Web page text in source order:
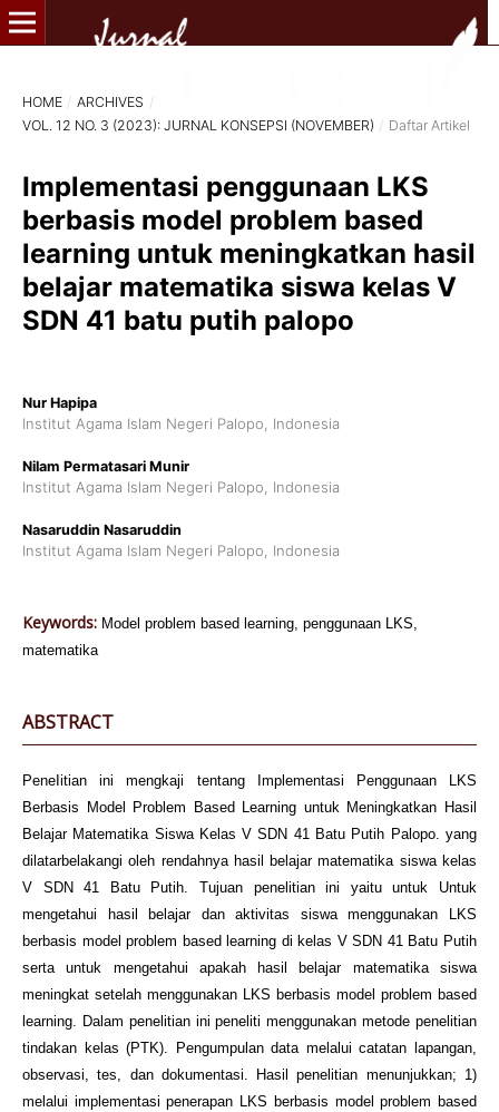
HOME / ARCHIVES /
VOL. 12 NO. 3 (2023): JURNAL KONSEPSI (NOVEMBER) / Daftar Artikel
Implementasi penggunaan LKS
berbasis model problem based
learning untuk meningkatkan hasil
belajar matematika siswa kelas V
SDN 41 batu putih palopo
Nur Hapipa
Institut Agama Islam Negeri Palopo, Indonesia
Nilam Permatasari Munir
Institut Agama Islam Negeri Palopo, Indonesia
Nasaruddin Nasaruddin
Institut Agama Islam Negeri Palopo, Indonesia
Keywords: Model problem based learning, penggunaan LKS,
matematika
ABSTRACT
PeneIitian ini mengkaji tentang Implementasi Penggunaan LKS
Berbasis Model Problem Based Learning untuk Meningkatkan Hasil
Belajar Matematika Siswa Kelas V SDN 41 Batu Putih Palopo. yang
dilatarbelakangi oleh rendahnya hasil belajar matematika siswa kelas
V SDN 41 Batu Putih. Tujuan penelitian ini yaitu untuk Untuk
mengetahui hasil belajar dan aktivitas siswa menggunakan LKS
berbasis model problem based learning di kelas V SDN 41 Batu Putih
serta untuk mengetahui apakah hasil belajar matematika siswa
meningkat setelah menggunakan LKS berbasis model problem based
learning. Dalam penelitian ini peneliti menggunakan metode penelitian
tindakan kelas (PTK). Pengumpulan data melalui catatan lapangan,
observasi, tes, dan dokumentasi. Hasil penelitian menunjukkan; 1)
melalui implementasi penerapan LKS berbasis model problem based